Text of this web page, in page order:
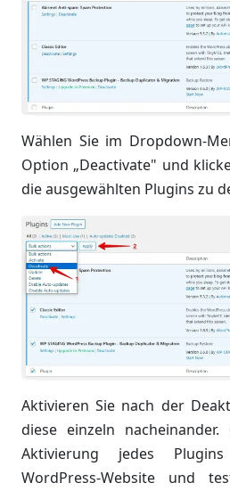
Wählen Sie im Dropdown-
Option „Deactivate" und
die ausgewählten Plugins zu
Aktivieren Sie nach der
diese einzeln
Aktivierung jedes
WordPress-Website und